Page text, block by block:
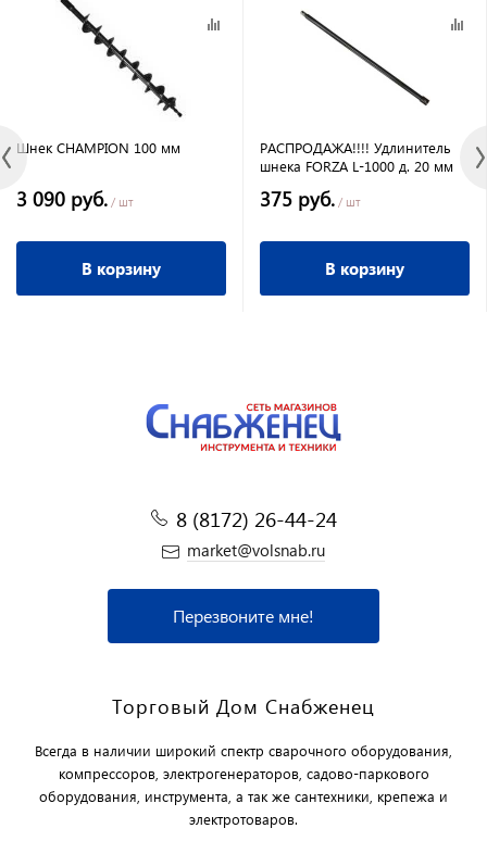
Шнек CHAMPION 100 мм
3 090 руб. / шт
В корзину
РАСПРОДАЖА!!!! Удлинитель
шнека FORZA L-1000 д. 20 мм
375 руб. / шт
В корзину
8 (8172) 26-44-24
market@volsnab.ru
Перезвоните мне!
Торговый Дом Снабженец
Всегда в наличии широкий спектр сварочного оборудования,
компрессоров, электрогенераторов, садово-паркового
оборудования, инструмента, а так же сантехники, крепежа и
электротоваров.